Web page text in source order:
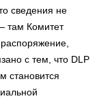
сведения не
там Комитет
с тем, что DLP
становится